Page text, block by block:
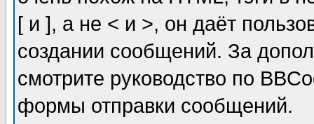
[ и ], а не < и >, он даёт
создании сообщений. За
смотрите руководство по
формы отправки сообщений.